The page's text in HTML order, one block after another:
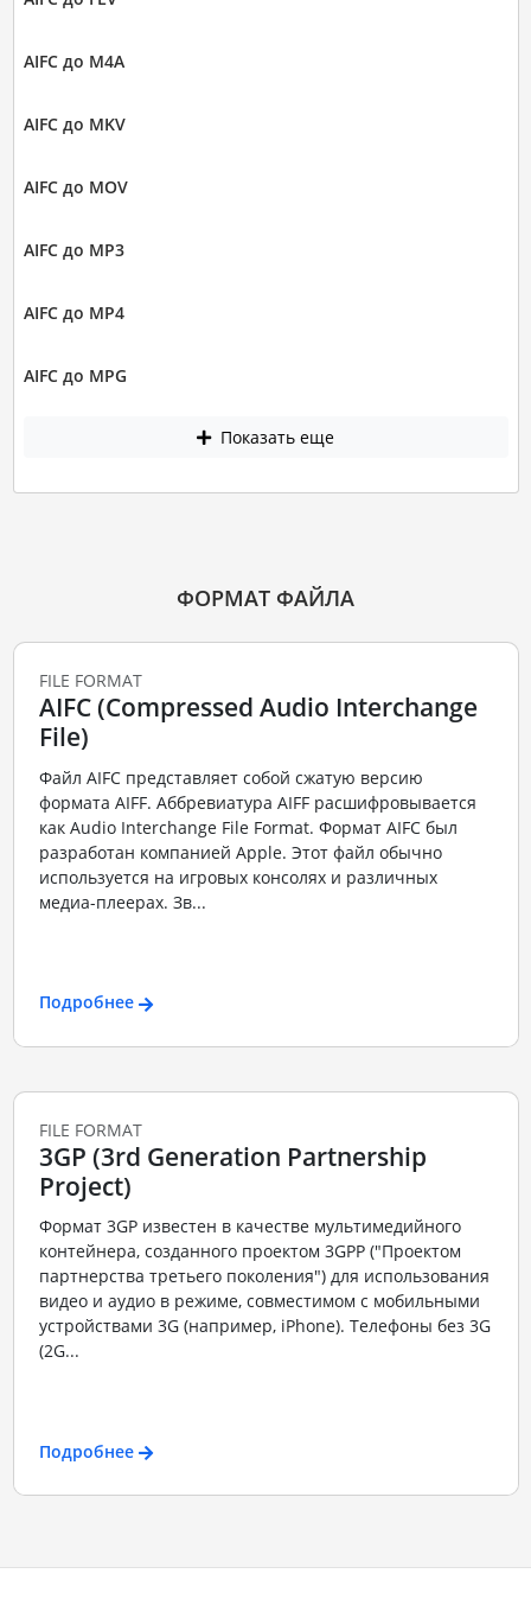
AIFC до M4A
AIFC до MKV
AIFC до MOV
AIFC до MP3
AIFC до MP4
AIFC до MPG
Показать еще
ФОРМАТ ФАЙЛА
FILE FORMAT
AIFC (Compressed Audio Interchange
File)
Файл AIFC представляет собой сжатую версию
формата AIFF. Аббревиатура AIFF расшифровывается
как Audio Interchange File Format. Формат AIFC был
разработан компанией Apple. Этот файл обычно
используется на игровых консолях и различных
медиа-плеерах. Зв...
Подробнее
FILE FORMAT
3GP (3rd Generation Partnership
Project)
Формат 3GP известен в качестве мультимедийного
контейнера, созданного проектом 3GPP ("Проектом
партнерства третьего поколения") для использования
видео и аудио в режиме, совместимом с мобильными
устройствами 3G (например, iPhone). Телефоны без 3G
(2G...
Подробнее